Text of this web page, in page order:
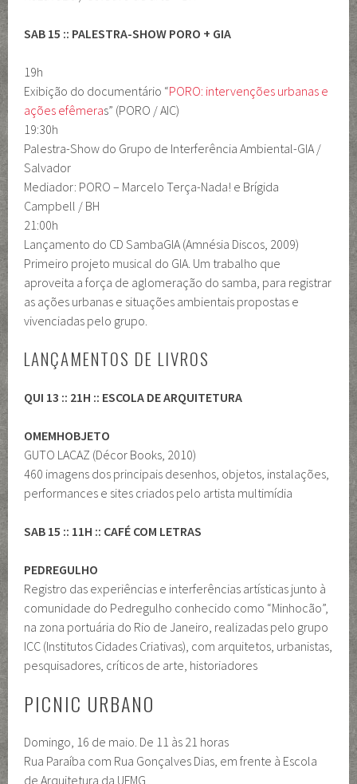
SAB 15 :: PALESTRA-SHOW PORO + GIA
19h
Exibição do documentário “PORO: intervenções urbanas e
ações efêmeras” (PORO / AIC)
19:30h
Palestra-Show do Grupo de Interferência Ambiental-GIA /
Salvador
Mediador: PORO – Marcelo Terça-Nada! e Brígida
Campbell / BH
21:00h
Lançamento do CD SambaGIA (Amnésia Discos, 2009)
Primeiro projeto musical do GIA. Um trabalho que
aproveita a força de aglomeração do samba, para registrar
as ações urbanas e situações ambientais propostas e
vivenciadas pelo grupo.
LANÇAMENTOS DE LIVROS
QUI 13 :: 21H :: ESCOLA DE ARQUITETURA
OMEMHOBJETO
GUTO LACAZ (Décor Books, 2010)
460 imagens dos principais desenhos, objetos, instalações,
performances e sites criados pelo artista multimídia
SAB 15 :: 11H :: CAFÉ COM LETRAS
PEDREGULHO
Registro das experiências e interferências artísticas junto à
comunidade do Pedregulho conhecido como “Minhocão”,
na zona portuária do Rio de Janeiro, realizadas pelo grupo
ICC (Institutos Cidades Criativas), com arquitetos, urbanistas,
pesquisadores, críticos de arte, historiadores
PICNIC URBANO
Domingo, 16 de maio. De 11 às 21 horas
Rua Paraíba com Rua Gonçalves Dias, em frente à Escola
de Arquitetura da UFMG